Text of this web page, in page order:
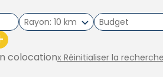
Rayon 10 km
colocationx Réinitialiser la recherche